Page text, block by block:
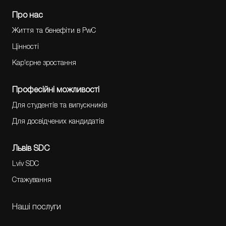
Про нас
Життя та бенефіти в PwC
Цінності
Кар'єрне зростання
Професійні можливості
Для студентів та випускників
Для досвідчених кандидатів
Львів SDC
Lviv SDC
Стажування
Наші послуги